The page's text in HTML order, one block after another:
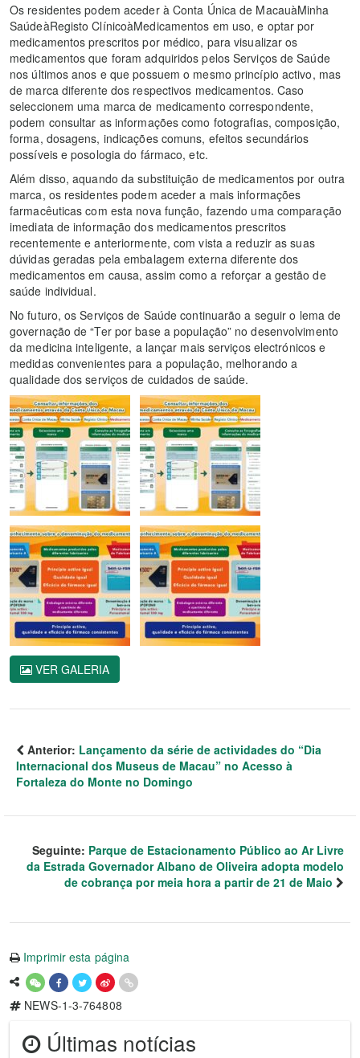
Os residentes podem aceder à Conta Única de MacauàMinha
SaúdeàRegisto ClínicoàMedicamentos em uso, e optar por
medicamentos prescritos por médico, para visualizar os
medicamentos que foram adquiridos pelos Serviços de Saúde
nos últimos anos e que possuem o mesmo princípio activo, mas
de marca diferente dos respectivos medicamentos. Caso
seleccionem uma marca de medicamento correspondente,
podem consultar as informações como fotografias, composição,
forma, dosagens, indicações comuns, efeitos secundários
possíveis e posologia do fármaco, etc.
Além disso, aquando da substituição de medicamentos por outra
marca, os residentes podem aceder a mais informações
farmacêuticas com esta nova função, fazendo uma comparação
imediata de informação dos medicamentos prescritos
recentemente e anteriormente, com vista a reduzir as suas
dúvidas geradas pela embalagem externa diferente dos
medicamentos em causa, assim como a reforçar a gestão de
saúde individual.
No futuro, os Serviços de Saúde continuarão a seguir o lema de
governação de “Ter por base a população” no desenvolvimento
da medicina inteligente, a lançar mais serviços electrónicos e
medidas convenientes para a população, melhorando a
qualidade dos serviços de cuidados de saúde.
VER GALERIA
Anterior: Lançamento da série de actividades do “Dia
Internacional dos Museus de Macau” no Acesso à
Fortaleza do Monte no Domingo
Seguinte: Parque de Estacionamento Público ao Ar Livre
da Estrada Governador Albano de Oliveira adopta modelo
de cobrança por meia hora a partir de 21 de Maio
Imprimir esta página
NEWS-1-3-764808
Últimas notícias